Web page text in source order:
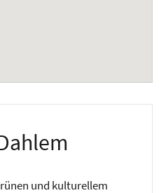
und kulturellem